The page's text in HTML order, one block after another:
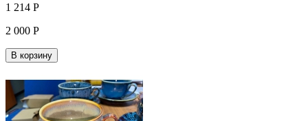
1 214 Р
2 000 Р
В корзину